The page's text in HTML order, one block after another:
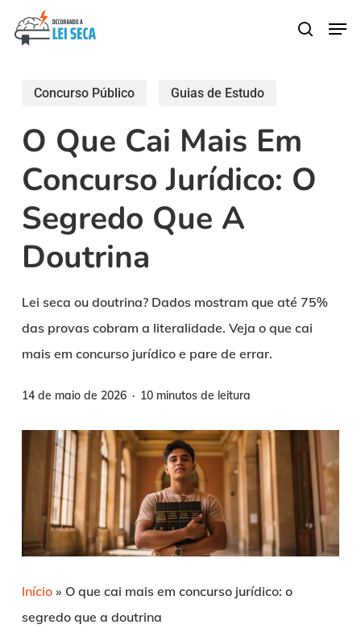
content
search
Concurso Público Guias de Estudo
O Que Cai Mais Em
Concurso Jurídico: O
Segredo Que A
Doutrina
Lei seca ou doutrina? Dados mostram que até 75%
das provas cobram a literalidade. Veja o que cai
mais em concurso jurídico e pare de errar.
14 de maio de 2026 10 minutos de leitura
Início» O que cai mais em concurso jurídico: o
segredo que a doutrina